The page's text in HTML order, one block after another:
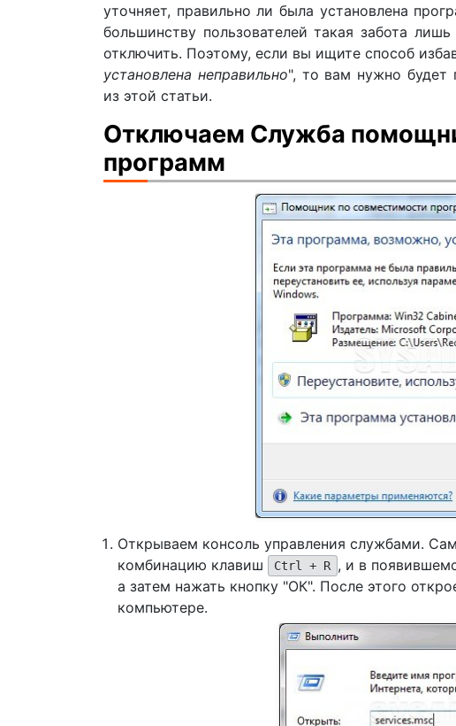
уточняет, правильно ли была установлена
большинству пользователей такая забота
отключить. Поэтому, если вы ищите способ
установлена неправильно", то вам нужно будет
из этой статьи.
Отключаем Служба
программ
Открываем консоль управления службами.
комбинацию клавиш
Ctrl + R , и в
а затем нажать кнопку "ОК". После этого
компьютере.